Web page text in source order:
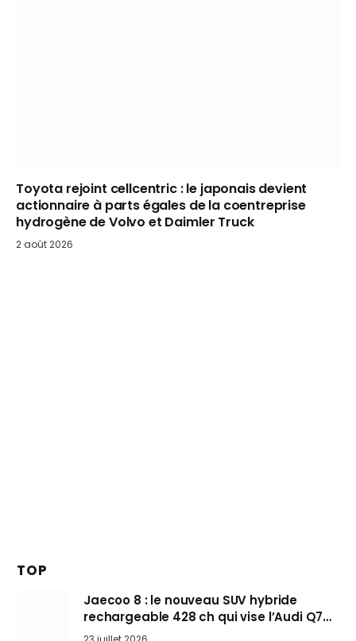
Toyota rejoint cellcentric : le japonais devient
actionnaire à parts égales de la coentreprise
hydrogène de Volvo et Daimler Truck
2 août 2026
TOP
Jaecoo 8 : le nouveau SUV hybride
rechargeable 428 ch qui vise l’Audi Q7
arrive en Europe cet automne